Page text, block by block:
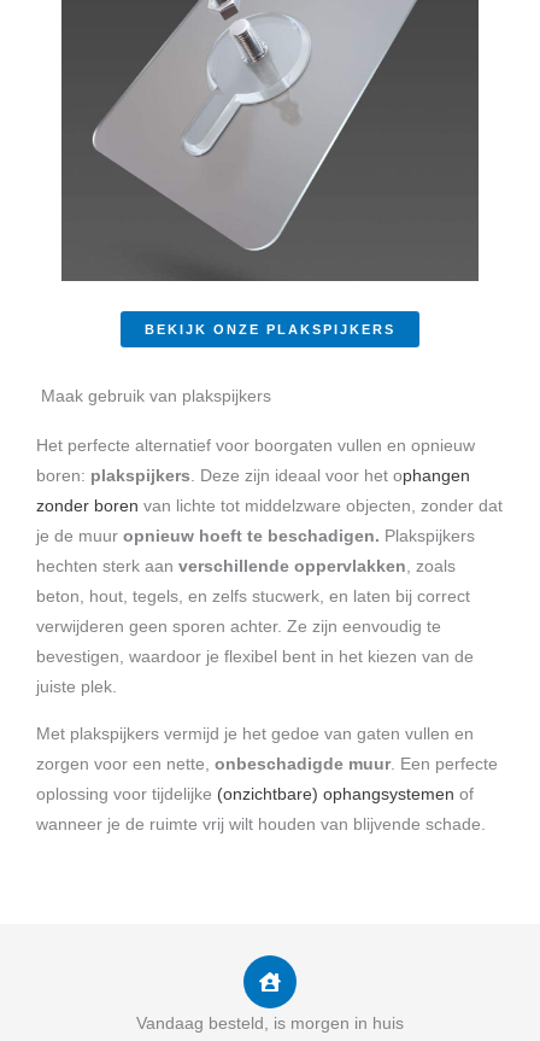
BEKIJK ONZE PLAKSPIJKERS
Maak gebruik van plakspijkers
Het perfecte alternatief voor boorgaten vullen en opnieuw
boren: plakspijkers. Deze zijn ideaal voor het ophangen
zonder boren van lichte tot middelzware objecten, zonder dat
je de muur opnieuw hoeft te beschadigen. Plakspijkers
hechten sterk aan verschillende oppervlakken, zoals
beton, hout, tegels, en zelfs stucwerk, en laten bij correct
verwijderen geen sporen achter. Ze zijn eenvoudig te
bevestigen, waardoor je flexibel bent in het kiezen van de
juiste plek.
Met plakspijkers vermijd je het gedoe van gaten vullen en
zorgen voor een nette, onbeschadigde muur. Een perfecte
oplossing voor tijdelijke (onzichtbare) ophangsystemen of
wanneer je de ruimte vrij wilt houden van blijvende schade.
Vandaag besteld, is morgen in huis